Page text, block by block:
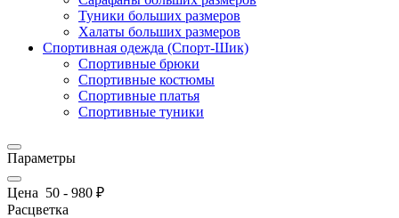
Туники больших размеров
Халаты больших размеров
Спортивная одежда (Спорт-Шик)
Спортивные брюки
Спортивные костюмы
Спортивные платья
Спортивные туники
Параметры
Цена 50 - 980 ₽
Расцветка